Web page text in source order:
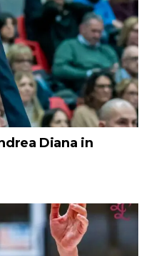
Diana in